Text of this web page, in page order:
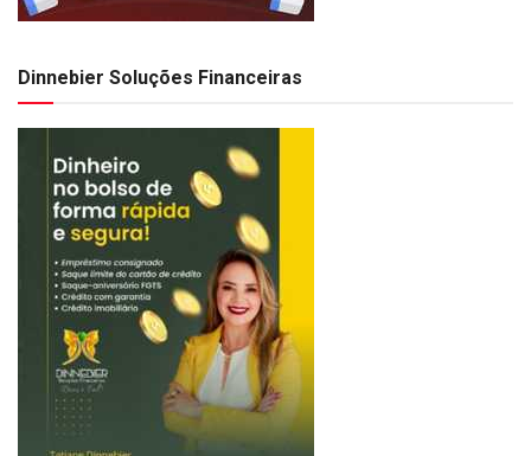
Dinnebier Soluções Financeiras